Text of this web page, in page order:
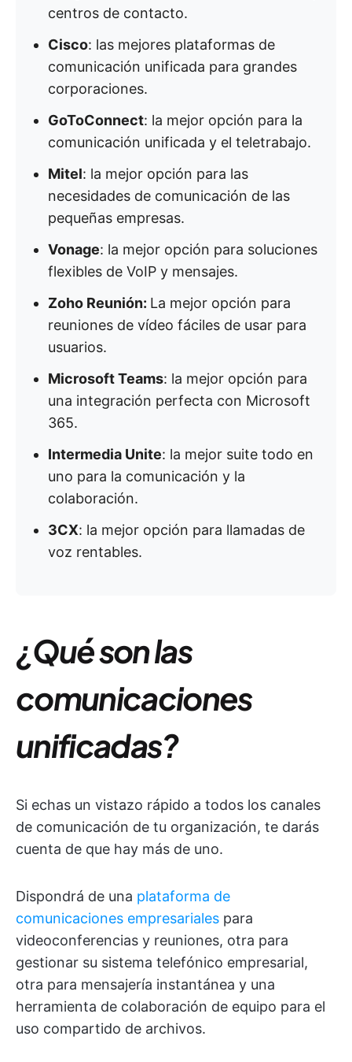
centros de contacto.
Cisco: las mejores plataformas de
comunicación unificada para grandes
corporaciones.
GoToConnect: la mejor opción para la
comunicación unificada y el teletrabajo.
Mitel: la mejor opción para las
necesidades de comunicación de las
pequeñas empresas.
Vonage: la mejor opción para soluciones
flexibles de VoIP y mensajes.
Zoho Reunión: La mejor opción para
reuniones de vídeo fáciles de usar para
usuarios.
Microsoft Teams: la mejor opción para
una integración perfecta con Microsoft
365.
Intermedia Unite: la mejor suite todo en
uno para la comunicación y la
colaboración.
3CX: la mejor opción para llamadas de
voz rentables.
¿Qué son las
comunicaciones
unificadas?
Si echas un vistazo rápido a todos los canales
de comunicación de tu organización, te darás
cuenta de que hay más de uno.
Dispondrá de una plataforma de
comunicaciones empresariales para
videoconferencias y reuniones, otra para
gestionar su sistema telefónico empresarial,
otra para mensajería instantánea y una
herramienta de colaboración de equipo para el
uso compartido de archivos.